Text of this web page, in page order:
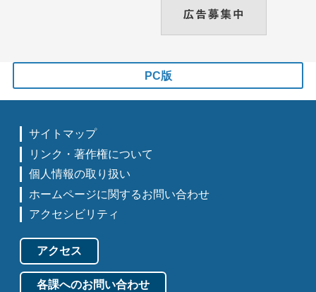
PC版
サイトマップ
リンク・著作権について
個人情報の取り扱い
ホームページに関するお問い合わせ
アクセシビリティ
アクセス
各課へのお問い合わせ